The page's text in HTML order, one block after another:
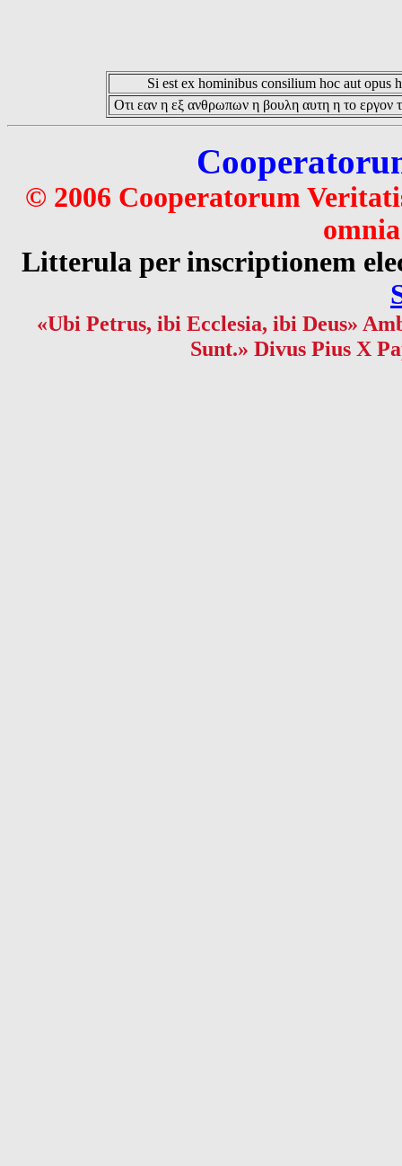
Si est ex hominibus consilium hoc aut opus
Οτι εαν η εξ ανθρωπων η βουλη αυτη η το εργον
© 2006 Cooperatorum
Litterula per inscriptionem
«Ubi Petrus, ibi Ecclesia, ibi Deus»
Sunt.» Divus Pius X